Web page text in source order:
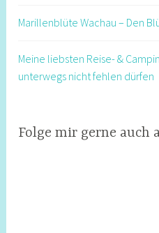
Marillenblüte Wachau – Den
Meine liebsten Reise- &
unterwegs nicht fehlen dürfen
Folge mir gerne auch